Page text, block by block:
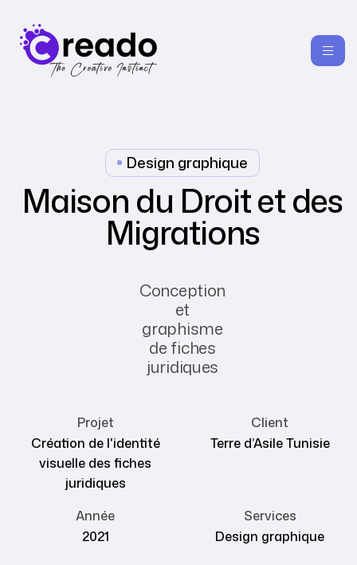
Design graphique
Maison du Droit et des
Migrations
Conception
et
graphisme
de fiches
juridiques
Projet
Création de l'identité
visuelle des fiches
juridiques
Client
Terre d’Asile Tunisie
Année
2021
Services
Design graphique